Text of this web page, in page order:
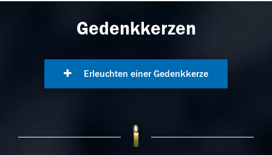
Gedenkkerzen
Erleuchten einer Gedenkkerze